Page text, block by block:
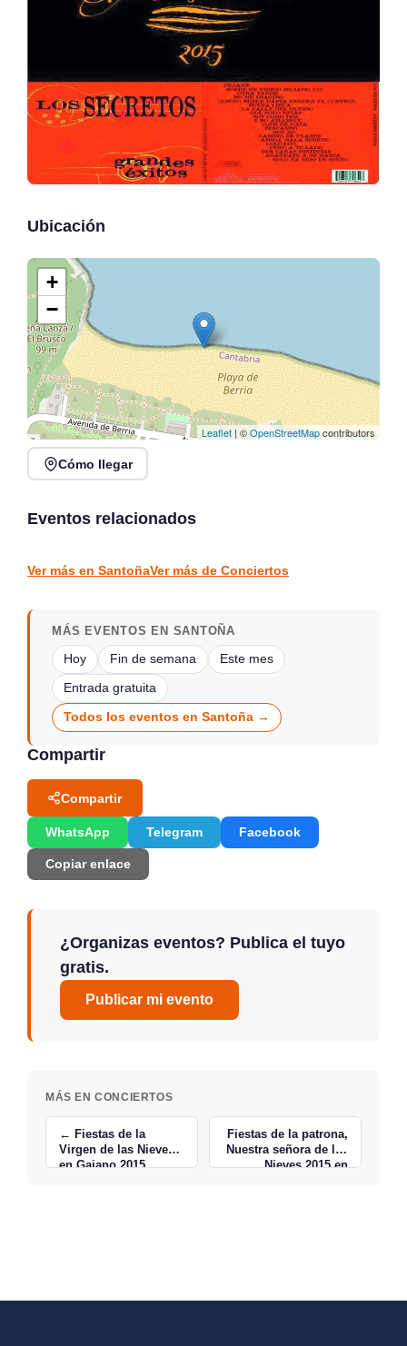
Ubicación
+
−
Leaflet | ©OpenStreetMapcontributors
Cómo llegar
Eventos relacionados
directo en Sarón
Sarón
Ver más en SantoñaVer más de Conciertos
MÁS EVENTOS EN SANTOÑA
Hoy Fin de semana Este mes
Entrada gratuita
Todos los eventos en Santoña →
Compartir
Compartir
WhatsApp Telegram Facebook
Copiar enlace
¿Organizas eventos? Publica el tuyo
gratis.
Publicar mi evento
MÁS EN CONCIERTOS
← Fiestas de la
Virgen de las Nieves
en Gajano 2015
Fiestas de la patrona,
Nuestra señora de las
Nieves 2015 en